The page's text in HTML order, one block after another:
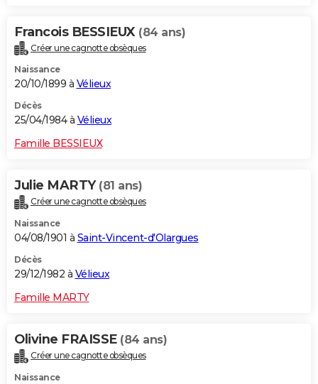
Francois BESSIEUX (84 ans)
Créer une cagnotte obsèques
Naissance
20/10/1899 à Vélieux
Décès
25/04/1984 à Vélieux
Famille BESSIEUX
Julie MARTY (81 ans)
Créer une cagnotte obsèques
Naissance
04/08/1901 à Saint-Vincent-d'Olargues
Décès
29/12/1982 à Vélieux
Famille MARTY
Olivine FRAISSE (84 ans)
Créer une cagnotte obsèques
Naissance